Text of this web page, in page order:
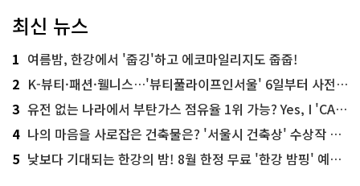
최신 뉴스
1 여름밤, 한강에서 '줍깅'하고 에코마일리지도 줍줍!
2 K-뷰티·패션·웰니스…'뷰티풀라이프인서울' 6일부터 사전 예약
3 유전 없는 나라에서 부탄가스 점유율 1위 가능? Yes, I 'CAN'
4 나의 마음을 사로잡은 건축물은? '서울시 건축상' 수상작 공개!
5 낮보다 기대되는 한강의 밤! 8월 한정 무료 '한강 밤핑' 예약은?